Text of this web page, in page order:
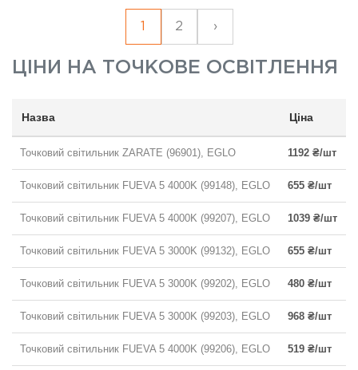
1 2 ›
ЦІНИ НА ТОЧКОВЕ ОСВІТЛЕННЯ
Назва Ціна
Точковий світильник ZARATE (96901), EGLO 1192 ₴/шт
Точковий світильник FUEVA 5 4000K (99148), EGLO 655 ₴/шт
Точковий світильник FUEVA 5 4000K (99207), EGLO 1039 ₴/шт
Точковий світильник FUEVA 5 3000K (99132), EGLO 655 ₴/шт
Точковий світильник FUEVA 5 3000K (99202), EGLO 480 ₴/шт
Точковий світильник FUEVA 5 3000K (99203), EGLO 968 ₴/шт
Точковий світильник FUEVA 5 4000K (99206), EGLO 519 ₴/шт